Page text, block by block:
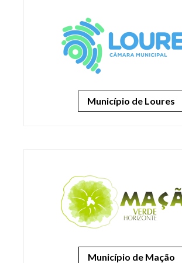
Município de Loures
Município de Mação